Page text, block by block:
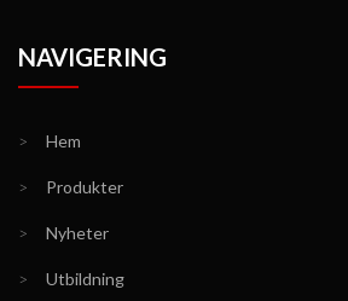
NAVIGERING
> Hem
> Produkter
> Nyheter
> Utbildning